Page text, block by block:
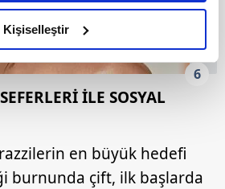
iyi bir reklam deneyimi sunmak
iyi içerikleri sunabilmek adına
gösterdiğimizi ve bu noktada,
karşılamak noktasında tek gelir
hatırlatmak isteriz.
bu çerezlere izin vermedikleri
Kişiselleştir
6
İLE SOSYAL
en büyük hedefi
burnunda çift, ilk başlarda